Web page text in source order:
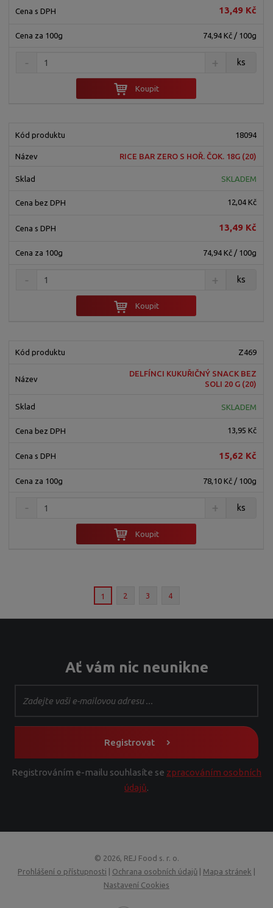
13,49 Kč
74,94 Kč / 100g
ks
Koupit
18094
RICE BAR ZERO S HOŘ. ČOK. 18G (20)
SKLADEM
12,04 Kč
13,49 Kč
74,94 Kč / 100g
ks
Koupit
Z469
DELFÍNCI KUKUŘIČNÝ SNACK BEZ
SOLI 20 G (20)
SKLADEM
13,95 Kč
15,62 Kč
78,10 Kč / 100g
ks
Koupit
1 2 3 4
Ať vám nic neunikne
Registrovat
Registrováním e-mailu souhlasíte se zpracováním osobních
údajů.
© 2026, REJ Food s. r. o.
Prohlášení o přístupnosti | Ochrana osobních údajů | Mapa stránek |
Nastavení Cookies